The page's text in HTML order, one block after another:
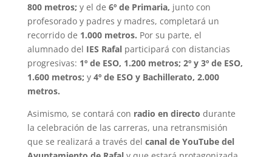
800 metros; y el de 6º de Primaria, junto con
profesorado y padres y madres, completará un
recorrido de 1.000 metros. Por su parte, el
alumnado del IES Rafalparticipará con distancias
progresivas: 1º de ESO, 1.200 metros; 2º y 3º de ESO,
1.600 metros; y4º de ESO y Bachillerato, 2.000
metros.
Asimismo, se contará con radio en directo durante
la celebración de las carreras, una retransmisión
que se realizará a través del canal de YouTube del